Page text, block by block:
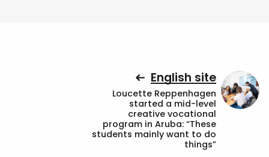
English site
Loucette Reppenhagen
started a mid-level
creative vocational
program in Aruba: “These
students mainly want to do
things”